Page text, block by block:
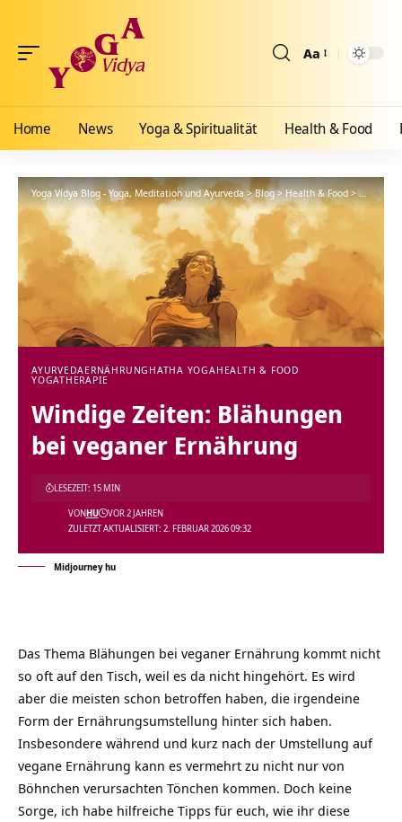
Aa
Home News Yoga & Spiritualität Health & Food
Yoga Vidya Blog - Yoga, Meditation und Ayurveda>Blog>Health & Food>Ayurveda
AYURVEDAERNÄHRUNG HATHA YOGAHEALTH & FOOD
YOGATHERAPIE
Windige Zeiten: Blähungen
bei veganer Ernährung
ZULETZT AKTUALISIERT: 2. FEBRUAR 2026 09:32
VONHU VOR 2 JAHREN
LESEZEIT: 15 MIN
Midjourney hu
Das Thema Blähungen bei veganer Ernährung kommt nicht
so oft auf den Tisch, weil es da nicht hingehört. Es wird
aber die meisten schon betroffen haben, die irgendeine
Form der Ernährungsumstellung hinter sich haben.
Insbesondere während und kurz nach der Umstellung auf
vegane Ernährung kann es vermehrt zu nicht nur von
Böhnchen verursachten Tönchen kommen. Doch keine
Sorge, ich habe hilfreiche Tipps für euch, wie ihr diese